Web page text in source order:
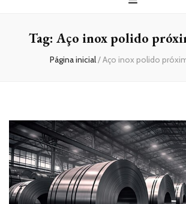
Tag: Aço inox polido
Página inicial/Aço inox polido